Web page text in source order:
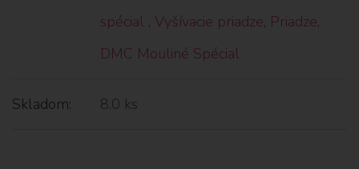
spécial , Vyšívacie priadze, Priadze,
DMC Mouliné Spécial
Skladom: 8.0 ks